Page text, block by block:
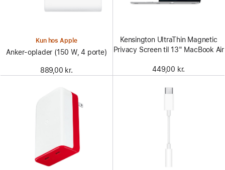
Kun hos Apple
Anker-oplader (150 W, 4 porte)
889,00 kr.
Kensington UltraThin Magnetic
Privacy Screen til 13" MacBook Air
449,00 kr.